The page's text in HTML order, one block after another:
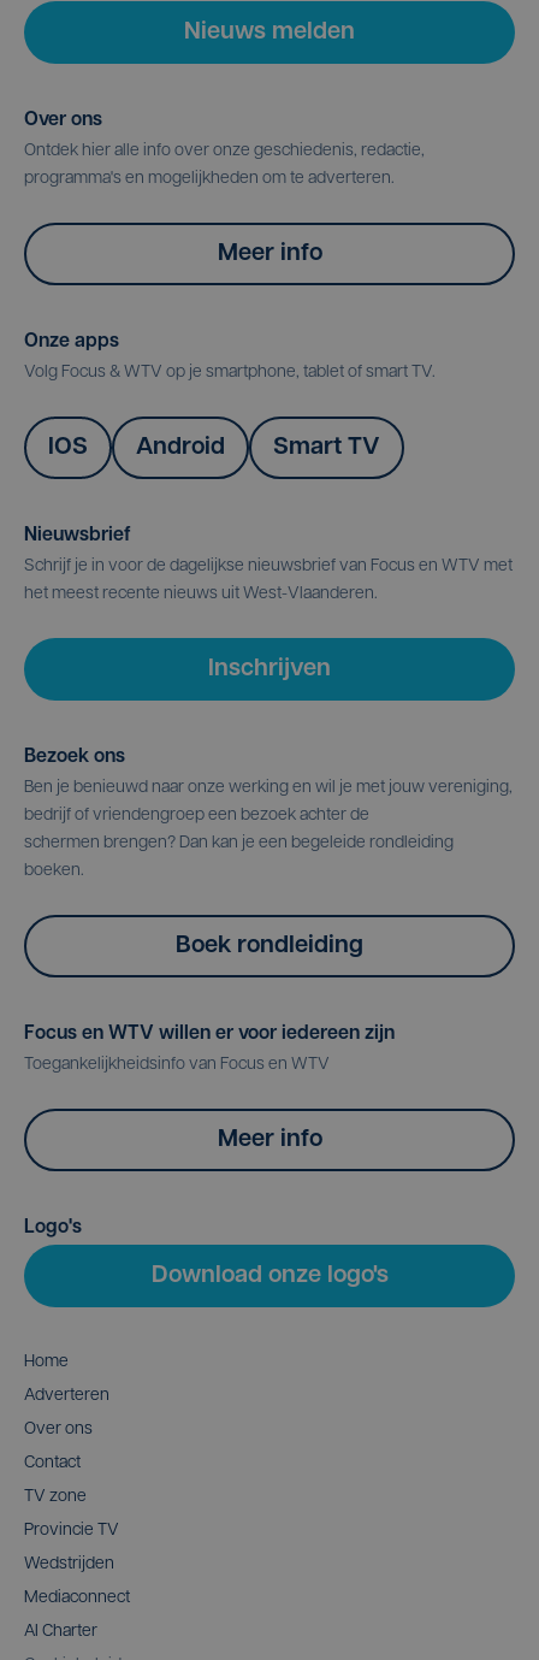
Nieuws melden
Over ons
Ontdek hier alle info over onze geschiedenis, redactie,
programma's en mogelijkheden om te adverteren.
Meer info
Onze apps
Volg Focus & WTV op je smartphone, tablet of smart TV.
IOS Android Smart TV
Nieuwsbrief
Schrijf je in voor de dagelijkse nieuwsbrief van Focus en WTV met
het meest recente nieuws uit West-Vlaanderen.
Inschrijven
Bezoek ons
Ben je benieuwd naar onze werking en wil je met jouw vereniging,
bedrijf of vriendengroep een bezoek achter de
schermen brengen? Dan kan je een begeleide rondleiding
boeken.
Boek rondleiding
Focus en WTV willen er voor iedereen zijn
Toegankelijkheidsinfo van Focus en WTV
Meer info
Logo's
Download onze logo's
Home
Adverteren
Over ons
Contact
TV zone
Provincie TV
Wedstrijden
Mediaconnect
AI Charter